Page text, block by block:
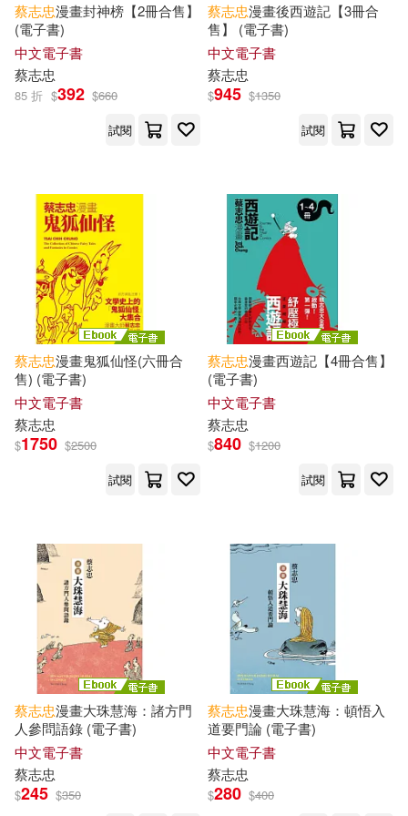
蔡志忠漫畫封神榜【2冊合售】
(電子書)
中文電子書
蔡志忠
85 折 $392 $660
試閱
蔡志忠漫畫後西遊記【3冊合
售】 (電子書)
中文電子書
蔡志忠
$945 $1350
試閱
蔡志忠漫畫鬼狐仙怪(六冊合
售) (電子書)
中文電子書
蔡志忠
$1750 $2500
試閱
蔡志忠漫畫西遊記【4冊合售】
(電子書)
中文電子書
蔡志忠
$840 $1200
試閱
蔡志忠漫畫大珠慧海：諸方門
人參問語錄 (電子書)
中文電子書
蔡志忠
$245 $350
蔡志忠漫畫大珠慧海：頓悟入
道要門論 (電子書)
中文電子書
蔡志忠
$280 $400